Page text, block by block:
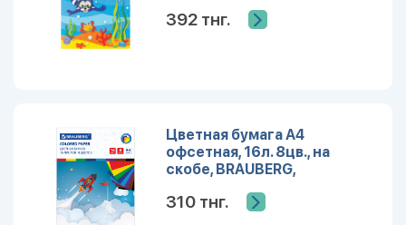
392 тнг.
Цветная бумага А4
офсетная, 16л. 8цв., на
скобе, BRAUBERG,
Космос, 129919
310 тнг.